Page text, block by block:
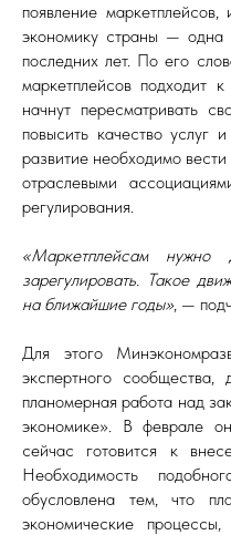
появление
экономику страны — одна
последних лет. По его
маркетплейсов подходит
начнут пересматривать
повысить качество услуг
развитие необходимо
отраслевыми
регулирования.
«Маркетплейсам
зарегулировать. Такое
на ближайшие годы», —
Для этого
экспертного сообщества,
планомерная работа над
экономике». В феврале
сейчас готовится к
Необходимость
обусловлена тем, что
экономические